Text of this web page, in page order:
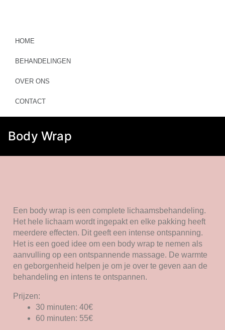
HOME
BEHANDELINGEN
OVER ONS
CONTACT
Body Wrap
Een body wrap is een complete lichaamsbehandeling.
Het hele lichaam wordt ingepakt en elke pakking heeft
meerdere effecten. Dit geeft een intense ontspanning.
Het is een goed idee om een body wrap te nemen als
aanvulling op een ontspannende massage. De warmte
en geborgenheid helpen je om je over te geven aan de
behandeling en intens te ontspannen.
Prijzen:
30 minuten: 40€
60 minuten: 55€